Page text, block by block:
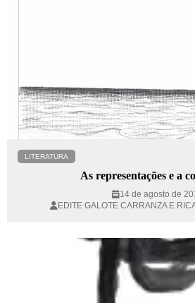
LITERATURA
As representações e a
14 de agosto de
EDITE GALOTE CARRANZA E